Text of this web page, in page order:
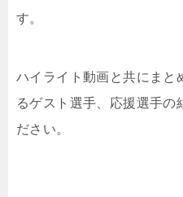
す。
ハイライト動画と共にまと
るゲスト選手、応援選手の
ださい。